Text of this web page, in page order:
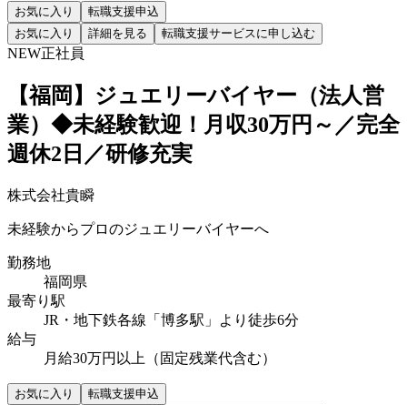
お気に入り
転職支援申込
お気に入り
詳細を見る 転職支援サービスに申し込む
NEW正社員
【福岡】ジュエリーバイヤー（法人営
業）◆未経験歓迎！月収30万円～／完全
週休2日／研修充実
株式会社貴瞬
未経験からプロのジュエリーバイヤーへ
勤務地
福岡県
最寄り駅
JR・地下鉄各線「博多駅」より徒歩6分
給与
月給30万円以上（固定残業代含む）
お気に入り
転職支援申込